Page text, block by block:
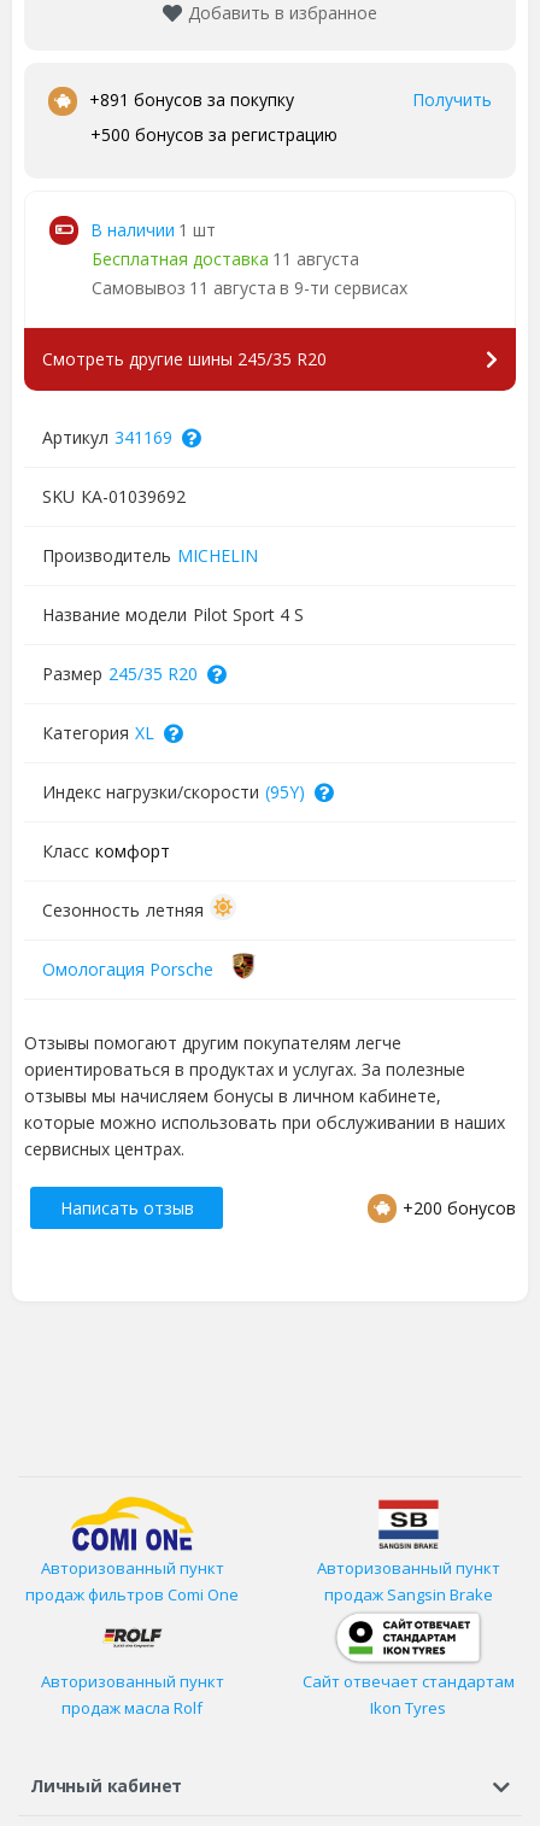
Добавить в избранное
• +891 бонусов за покупку
Получить
+500 бонусов за регистрацию
В наличии 1 шт
Бесплатная доставка 11 августа
Самовывоз 11 августа в 9-ти сервисах
Смотреть другие шины 245/35 R20
Артикул 341169
SKU КА-01039692
Производитель MICHELIN
Название модели Pilot Sport 4 S
Размер 245/35 R20
Категория XL
Индекс нагрузки/скорости (95Y)
Класс комфорт
Сезонность летняя
Омологация Porsche
Отзывы помогают другим покупателям легче
ориентироваться в продуктах и услугах. За полезные
отзывы мы начисляем бонусы в личном кабинете,
которые можно использовать при обслуживании в наших
сервисных центрах.
Написать отзыв +200 бонусов
Авторизованный пункт
продаж фильтров Comi One
Авторизованный пункт
продаж Sangsin Brake
Авторизованный пункт
продаж масла Rolf
Сайт отвечает стандартам
Ikon Tyres
Личный кабинет